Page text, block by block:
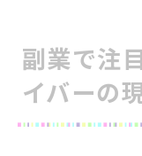
副業で注
イバーの